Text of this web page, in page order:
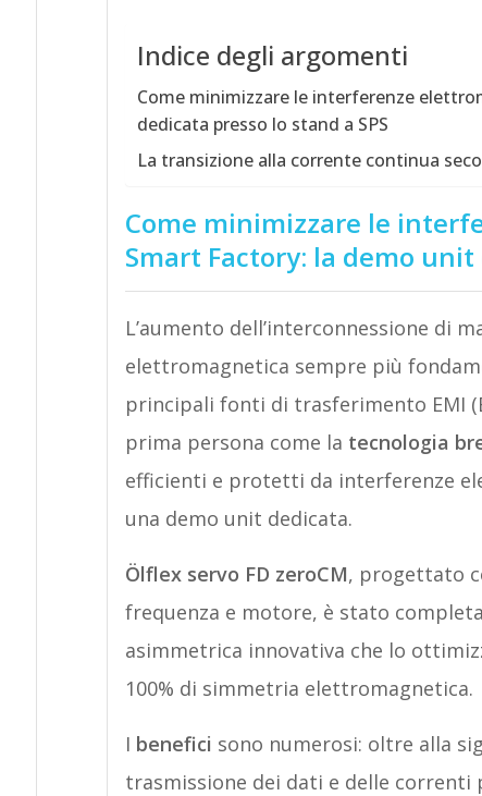
Indice degli argomenti
Come minimizzare le interferenze
dedicata presso lo stand a SPS
La transizione alla corrente continua
Come minimizzare le
Smart Factory: la demo unit
L’aumento dell’interconnessione di
elettromagnetica sempre più
principali fonti di trasferimento EMI
prima persona come la tecnologia
efficienti e protetti da interferenze
una demo unit dedicata.
Ölflex servo FD zeroCM, progettato
frequenza e motore, è stato
asimmetrica innovativa che lo
100% di simmetria elettromagnetica.
I benefici sono numerosi: oltre alla
trasmissione dei dati e delle correnti